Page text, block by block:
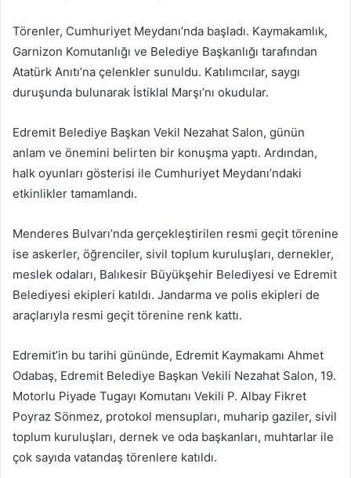
Törenler, Cumhuriyet Meydanı’nda başladı. Kaymakamlık,
Garnizon Komutanlığı ve Belediye Başkanlığı tarafından
Atatürk Anıtı’na çelenkler sunuldu. Katılımcılar, saygı
duruşunda bulunarak İstiklal Marşı’nı okudular.
Edremit Belediye Başkan Vekil Nezahat Salon, günün
anlam ve önemini belirten bir konuşma yaptı. Ardından,
halk oyunları gösterisi ile Cumhuriyet Meydanı’ndaki
etkinlikler tamamlandı.
Menderes Bulvarı’nda gerçekleştirilen resmi geçit törenine
ise askerler, öğrenciler, sivil toplum kuruluşları, dernekler,
meslek odaları, Balıkesir Büyükşehir Belediyesi ve Edremit
Belediyesi ekipleri katıldı. Jandarma ve polis ekipleri de
araçlarıyla resmi geçit törenine renk kattı.
Edremit’in bu tarihi gününde, Edremit Kaymakamı Ahmet
Odabaş, Edremit Belediye Başkan Vekili Nezahat Salon, 19.
Motorlu Piyade Tugayı Komutanı Vekili P. Albay Fikret
Poyraz Sönmez, protokol mensupları, muharip gaziler, sivil
toplum kuruluşları, dernek ve oda başkanları, muhtarlar ile
çok sayıda vatandaş törenlere katıldı.